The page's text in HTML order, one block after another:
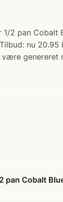
2 pan Cobalt
nu
være genereret
pan Cobalt